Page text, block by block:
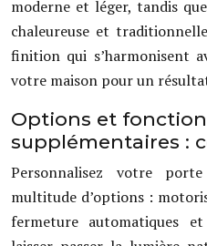
moderne et léger, tandis
chaleureuse et
finition qui s’harmonisent
votre maison pour un
Options et
supplémentaires :
Personnalisez votre
multitude d’options :
fermeture automatiques